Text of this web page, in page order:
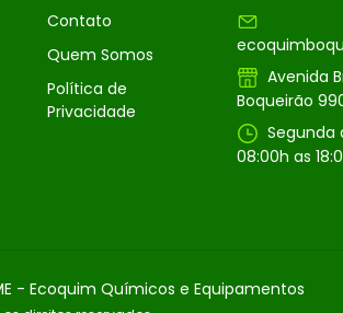
Contato
Quem Somos
Política de
Privacidade
Avenida
Boqueirão
Segunda
08:00h as
- Ecoquim Químicos e Equipamentos